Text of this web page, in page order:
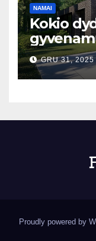
NAMAI
Kokio
GRU 31, 2025
Proudly powered by